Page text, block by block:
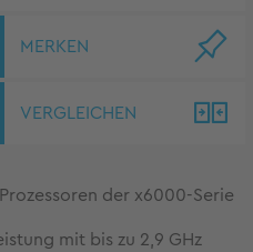
MERKEN
VERGLEICHEN
der x6000-Serie
mit bis zu 2,9 GHz